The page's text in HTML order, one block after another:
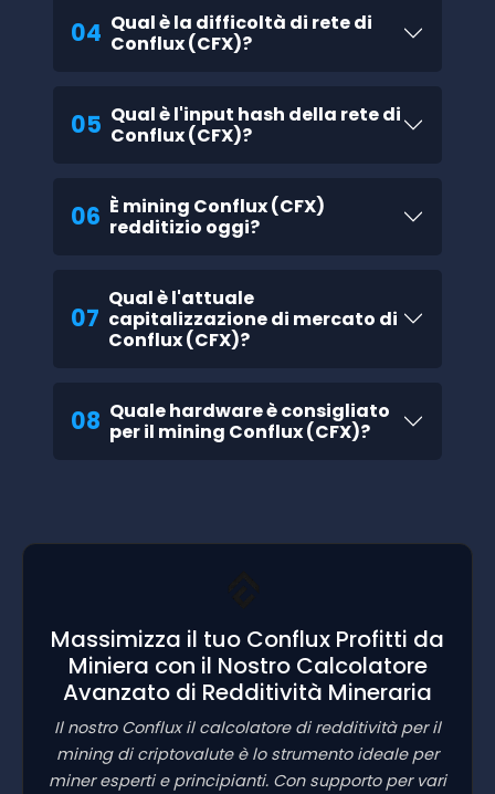
04 Qual è la difficoltà di rete di
Conflux (CFX)?
05 Qual è l'input hash della rete di
Conflux (CFX)?
06 È mining Conflux (CFX)
redditizio oggi?
07
Qual è l'attuale
capitalizzazione di mercato di
Conflux (CFX)?
08 Quale hardware è consigliato
per il mining Conflux (CFX)?
Massimizza il tuo Conflux Profitti da
Miniera con il Nostro Calcolatore
Avanzato di Redditività Mineraria
Il nostro Conflux il calcolatore di redditività per il
mining di criptovalute è lo strumento ideale per
miner esperti e principianti. Con supporto per vari